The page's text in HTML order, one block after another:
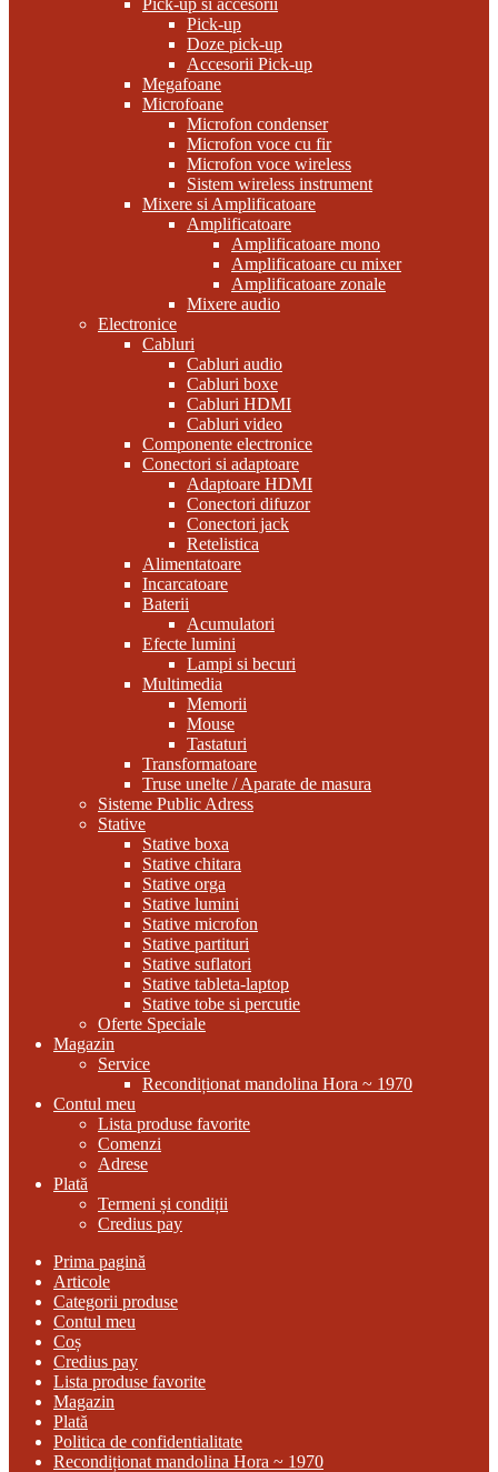
Pick-up si accesorii
Pick-up
Doze pick-up
Accesorii Pick-up
Megafoane
Microfoane
Microfon condenser
Microfon voce cu fir
Microfon voce wireless
Sistem wireless instrument
Mixere si Amplificatoare
Amplificatoare
Amplificatoare mono
Amplificatoare cu mixer
Amplificatoare zonale
Mixere audio
Electronice
Cabluri
Cabluri audio
Cabluri boxe
Cabluri HDMI
Cabluri video
Componente electronice
Conectori si adaptoare
Adaptoare HDMI
Conectori difuzor
Conectori jack
Retelistica
Alimentatoare
Incarcatoare
Baterii
Acumulatori
Efecte lumini
Lampi si becuri
Multimedia
Memorii
Mouse
Tastaturi
Transformatoare
Truse unelte / Aparate de masura
Sisteme Public Adress
Stative
Stative boxa
Stative chitara
Stative orga
Stative lumini
Stative microfon
Stative partituri
Stative suflatori
Stative tableta-laptop
Stative tobe si percutie
Oferte Speciale
Magazin
Service
Recondiționat mandolina Hora ~ 1970
Contul meu
Lista produse favorite
Comenzi
Adrese
Plată
Termeni și condiții
Credius pay
Prima pagină
Articole
Categorii produse
Contul meu
Coș
Credius pay
Lista produse favorite
Magazin
Plată
Politica de confidentialitate
Recondiționat mandolina Hora ~ 1970